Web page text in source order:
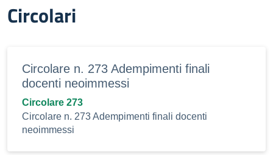
Circolari
Circolare n. 273 Adempimenti finali
docenti neoimmessi
Circolare 273
Circolare n. 273 Adempimenti finali docenti
neoimmessi